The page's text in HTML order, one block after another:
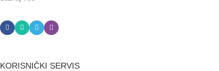
KORISNIČKI SERVIS